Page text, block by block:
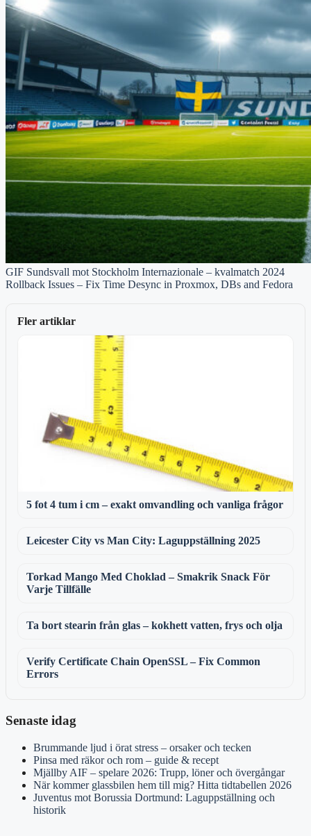
GIF Sundsvall mot Stockholm Internazionale – kvalmatch 2024
Rollback Issues – Fix Time Desync in Proxmox, DBs and Fedora
Fler artiklar
5 fot 4 tum i cm – exakt omvandling och vanliga frågor
Leicester City vs Man City: Laguppställning 2025
Torkad Mango Med Choklad – Smakrik Snack För
Varje Tillfälle
Ta bort stearin från glas – kokhett vatten, frys och olja
Verify Certificate Chain OpenSSL – Fix Common
Errors
Senaste idag
Brummande ljud i örat stress – orsaker och tecken
Pinsa med räkor och rom – guide & recept
Mjällby AIF – spelare 2026: Trupp, löner och övergångar
När kommer glassbilen hem till mig? Hitta tidtabellen 2026
Juventus mot Borussia Dortmund: Laguppställning och
historik